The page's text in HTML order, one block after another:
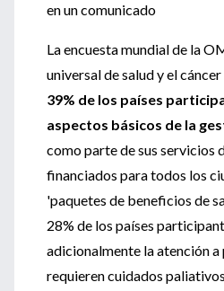
en un comunicado
La encuesta mundial de la
universal de salud y el
39% de los países
aspectos básicos de la
como parte de sus servicios
financiados para todos los
'paquetes de beneficios de
28% de los países
adicionalmente la atención a
requieren cuidados